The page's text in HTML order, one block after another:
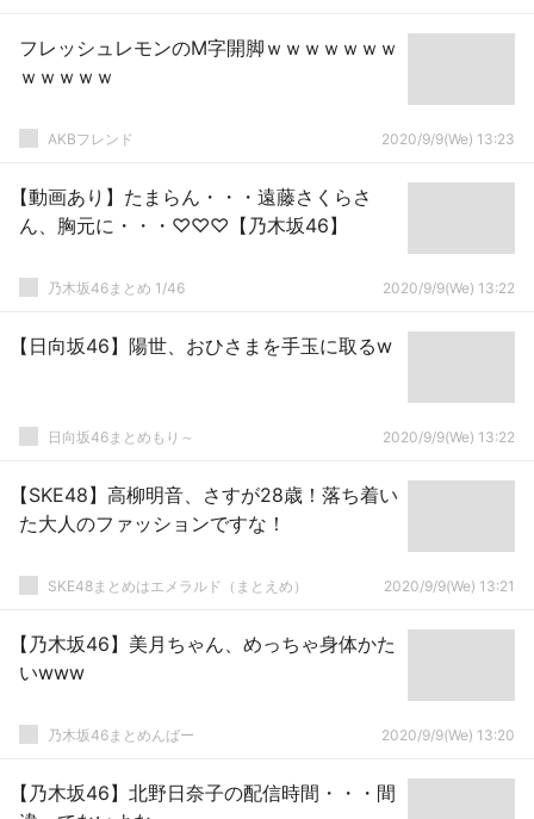
フレッシュレモンのM字開脚ｗｗｗｗｗｗｗ
ｗｗｗｗｗ
AKBフレンド 2020/9/9(We) 13:23
【動画あり】たまらん・・・遠藤さくらさ
ん、胸元に・・・♡♡♡【乃木坂46】
乃木坂46まとめ 1/46 2020/9/9(We) 13:22
【日向坂46】陽世、おひさまを手玉に取るw
日向坂46まとめもり～ 2020/9/9(We) 13:22
【SKE48】高柳明音、さすが28歳！落ち着い
た大人のファッションですな！
SKE48まとめはエメラルド（まとえめ） 2020/9/9(We) 13:21
【乃木坂46】美月ちゃん、めっちゃ身体かた
いwww
乃木坂46まとめんばー 2020/9/9(We) 13:20
【乃木坂46】北野日奈子の配信時間・・・間